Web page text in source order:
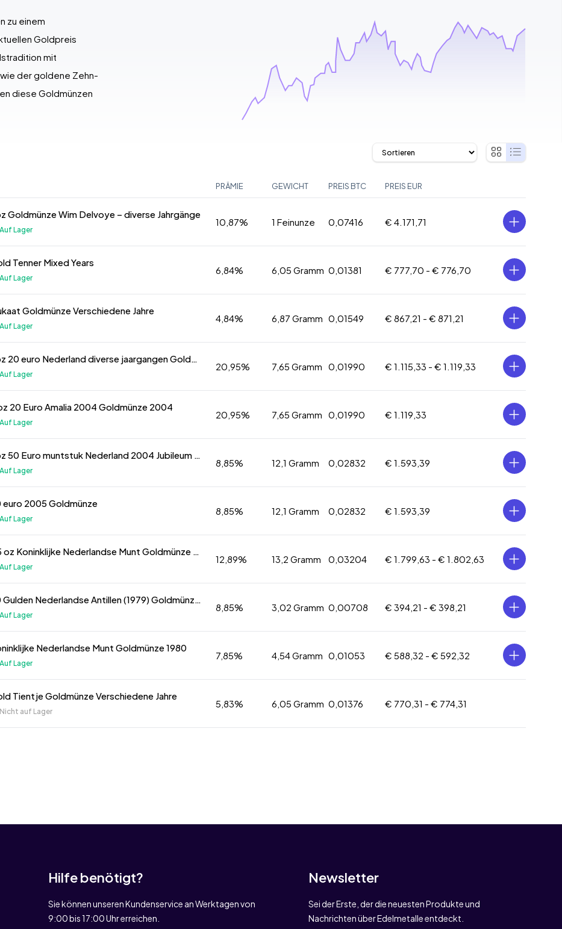
zu einem
Goldpreis
mit
der goldene Zehn-
diese Goldmünzen
PRÄMIE GEWICHT PREIS BTC PREIS EUR
Goldmünze Wim Delvoye – diverse Jahrgänge
Auf Lager
10,87% 1 Feinunze 0,07416 € 4.171,71
Tenner Mixed Years
Auf Lager
6,84% 6,05 Gramm 0,01381 € 777,70 - € 776,70
Goldmünze Verschiedene Jahre
Auf Lager
4,84% 6,87 Gramm 0,01549 € 867,21 - € 871,21
1 oz 20 euro Nederland diverse jaargangen Goldmünze 2005
Auf Lager
20,95% 7,65 Gramm 0,01990 € 1.115,33 - € 1.119,33
20 Euro Amalia 2004 Goldmünze 2004
Auf Lager
20,95% 7,65 Gramm 0,01990 € 1.119,33
Auf Lager
8,85% 12,1 Gramm 0,02832 € 1.593,39
euro 2005 Goldmünze
Auf Lager
8,85% 12,1 Gramm 0,02832 € 1.593,39
Auf Lager
12,89% 13,2 Gramm 0,03204 € 1.799,63 - € 1.802,63
Auf Lager
8,85% 3,02 Gramm 0,00708 € 394,21 - € 398,21
Nederlandse Munt Goldmünze 1980
Auf Lager
7,85% 4,54 Gramm 0,01053 € 588,32 - € 592,32
Tientje Goldmünze Verschiedene Jahre
Nicht auf Lager
5,83% 6,05 Gramm 0,01376 € 770,31 - € 774,31
Hilfe benötigt?
Sie können unseren Kundenservice an Werktagen von
9:00 bis 17:00 Uhr erreichen.
Newsletter
Sei der Erste, der die neuesten Produkte und
Nachrichten über Edelmetalle entdeckt.